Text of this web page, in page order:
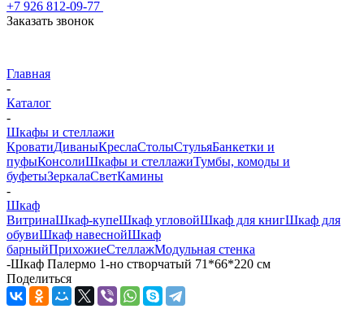
+7 926 812-09-77
Заказать звонок
Главная
-
Каталог
-
Шкафы и стеллажи
КроватиДиваныКреслаСтолыСтульяБанкетки и
пуфыКонсолиШкафы и стеллажиТумбы, комоды и
буфетыЗеркалаСветКамины
-
Шкаф
ВитринаШкаф-купеШкаф угловойШкаф для книгШкаф для
обувиШкаф навеснойШкаф
барныйПрихожиеСтеллажМодульная стенка
-Шкаф Палермо 1-но створчатый 71*66*220 см
Поделиться